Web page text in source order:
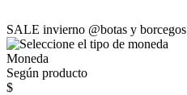
SALE invierno @botas y borcegos
Moneda
Según producto
$